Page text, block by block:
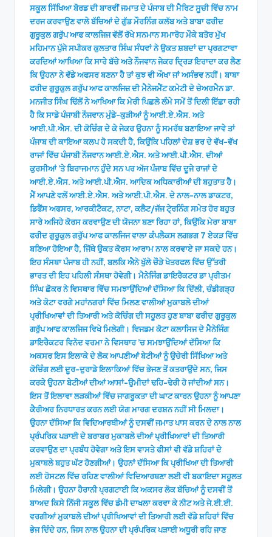
ਸਕੂਲ ਸਿੱਖਿਆ ਬੋਰਡ ਦੀ ਬਾਰਵੀਂ ਜਮਾਤ ਦੇ ਪੰਜਾਬ ਦੀ ਮੈਰਿਟ ਸੂਚੀ ਵਿੱਚ ਨਾਮ
ਦਰਜ ਕਰਵਾਉਣ ਵਾਲੇ ਬੱਚਿਆਂ ਦੇ ਗੁੱਡ ਮੌਰਨਿੰਗ ਕਲੱਬ ਅਤੇ ਬਾਬਾ ਫਰੀਦ
ਗੁਰੂਕੁਲ ਗਰੁੱਪ ਆਫ ਕਾਲਜਿਜ ਵੱਲੋਂ ਰੱਖੇ ਸਨਮਾਨ ਸਮਾਰੋਹ ਮੌਕੇ ਬਤੋਰ ਮੁੱਖ
ਮਹਿਮਾਨ ਪੁੱਜੇ ਸਪੀਕਰ ਕੁਲਤਾਰ ਸਿੰਘ ਸੰਧਵਾਂ ਨੇ ਉਕਤ ਸ਼ਬਦਾਂ ਦਾ ਪ੍ਰਗਟਾਵਾ
ਕਰਦਿਆਂ ਆਖਿਆ ਕਿ ਸਾਰੇ ਬੱਚੇ ਅਤੇ ਨੌਜਵਾਨ ਜੇਕਰ ਦਿ੍ਰੜ ਇਰਾਦਾ ਕਰ ਲੈਣ
ਕਿ ਉਹਨਾ ਨੇ ਵੱਡੇ ਅਫਸਰ ਬਣਨਾ ਹੈ ਤਾਂ ਕੁਝ ਵੀ ਔਖਾ ਜਾਂ ਅਸੰਭਵ ਨਹੀਂ। ਬਾਬਾ
ਫਰੀਦ ਗੁਰੂਕੁਲ ਗਰੁੱਪ ਆਫ ਕਾਲਜਿਜ਼ ਦੀ ਮੈਨੇਜਮੈਂਟ ਕਮੇਟੀ ਦੇ ਚੇਅਰਮੈਨ ਡਾ.
ਮਨਜੀਤ ਸਿੰਘ ਢਿੱਲੋਂ ਨੇ ਆਖਿਆ ਕਿ ਮੇਰੀ ਪਿਛਲੇ ਲੰਮੇ ਸਮੇਂ ਤੋਂ ਦਿਲੀ ਇੱਛਾ ਰਹੀ
ਹੈ ਕਿ ਸਾਡੇ ਪੰਜਾਬੀ ਨੌਜਵਾਨ ਮੁੰਡੇ-ਕੁੜੀਆਂ ਨੂੰ ਆਈ.ਏ.ਐਸ. ਅਤੇ
ਆਈ.ਪੀ.ਐਸ. ਦੀ ਕੋਚਿੰਗ ਦੇ ਕੇ ਜੇਕਰ ਉਹਨਾ ਨੂੰ ਸਮਰੱਥ ਬਣਾਇਆ ਜਾਵੇ ਤਾਂ
ਪੰਜਾਬ ਦੀ ਕਾਇਆ ਕਲਪ ਹੋ ਸਕਦੀ ਹੈ, ਕਿਉਂਕਿ ਪਹਿਲਾਂ ਦੇਸ਼ ਭਰ ਦੇ ਵੱਖ-ਵੱਖ
ਰਾਜਾਂ ਵਿੱਚ ਪੰਜਾਬੀ ਨੌਜਵਾਨ ਆਈ.ਏ.ਐਸ. ਅਤੇ ਆਈ.ਪੀ.ਐਸ. ਦੀਆਂ
ਕੁਰਸੀਆਂ ’ਤੇ ਬਿਰਾਜਮਾਨ ਹੁੰਦੇ ਸਨ ਪਰ ਅੱਜ ਪੰਜਾਬ ਵਿੱਚ ਦੂਜੇ ਰਾਜਾਂ ਦੇ
ਆਈ.ਏ.ਐਸ. ਅਤੇ ਆਈ.ਪੀ.ਐਸ. ਆਦਿਕ ਅਧਿਕਾਰੀਆਂ ਦੀ ਬਹੁਤਾਤ ਹੈ।
ਮੈਂ ਆਪਣੇ ਵਲੋਂ ਆਈ.ਏ.ਐਸ. ਅਤੇ ਆਈ.ਪੀ.ਐਸ. ਦੇ ਨਾਲ-ਨਾਲ ਡਾਕਟਰ,
ਡਿਫੈਂਸ ਅਫਸਰ, ਆਰਕੀਟੈਕਟ, ਨਾਟਾ, ਕਲੈਟ/ਜੱਜ ਟੇ੍ਰਨਿੰਗ ਸਮੇਤ ਹੋਰ ਬਹੁਤ
ਸਾਰੇ ਅਜਿਹੇ ਕੋਰਸ ਕਰਵਾਉਣ ਦੀ ਯੋਜਨਾ ਬਣਾ ਰਿਹਾ ਹਾਂ, ਕਿਉਂਕਿ ਮੇਰਾ ਬਾਬਾ
ਫਰੀਦ ਗੁਰੂਕੁਲ ਗਰੁੱਪ ਆਫ ਕਾਲਜਿਜ ਵਾਲਾ ਕੰਪਲੈਕਸ ਲਗਭਗ 7 ਏਕੜ ਵਿੱਚ
ਬਣਿਆ ਹੋਇਆ ਹੈ, ਜਿੱਥੇ ਉਕਤ ਕੋਰਸ ਆਰਾਮ ਨਾਲ ਕਰਵਾਏ ਜਾ ਸਕਦੇ ਹਨ।
ਇਹ ਸੰਸਥਾ ਪੰਜਾਬ ਹੀ ਨਹੀਂ, ਬਲਕਿ ਐਨੇ ਖੁੱਲੇ ਚੌੜੇ ਖੇਤਰਫਲ ਵਿੱਚ ਉੱਤਰੀ
ਭਾਰਤ ਦੀ ਇਹ ਪਹਿਲੀ ਸੰਸਥਾ ਹੋਵੇਗੀ। ਮੈਨੇਜਿੰਗ ਡਾਇਰੈਕਟਰ ਡਾ ਪ੍ਰੀਤਮ
ਸਿੰਘ ਛੋਕਰ ਨੇ ਵਿਸਥਾਰ ਵਿੱਚ ਸਮਝਾਉਂਦਿਆਂ ਦੱਸਿਆ ਕਿ ਦਿੱਲੀ, ਚੰਡੀਗੜ੍ਹ
ਅਤੇ ਕੋਟਾ ਵਰਗੇ ਮਹਾਂਨਗਰਾਂ ਵਿੱਚ ਮਿਲਣ ਵਾਲੀਆਂ ਮੁਕਾਬਲੇ ਦੀਆਂ
ਪ੍ਰੀਖਿਆਵਾਂ ਦੀ ਤਿਆਰੀ ਅਤੇ ਕੋਚਿੰਗ ਦੀ ਸਹੂਲਤ ਹੁਣ ਬਾਬਾ ਫਰੀਦ ਗੁਰੂਕੁਲ
ਗਰੁੱਪ ਆਫ ਕਾਲਜਿਜ ਵਿਖੇ ਮਿਲੇਗੀ। ਵਿਜਡਮ ਕੋਟਾ ਕਲਾਸਿਜ ਦੇ ਮੈਨੇਜਿੰਗ
ਡਾਇਰੈਕਟਰ ਵਿਨੋਦ ਵਰਮਾ ਨੇ ਵਿਸਥਾਰ ’ਚ ਸਮਝਾਉਂਦਿਆਂ ਦੱਸਿਆ ਕਿ
ਅਕਸਰ ਇਸ ਇਲਾਕੇ ਦੇ ਲੋਕ ਆਪਣੀਆਂ ਬੇਟੀਆਂ ਨੂੰ ਉਚੇਰੀ ਸਿੱਖਿਆ ਅਤੇ
ਕੋਚਿੰਗ ਲਈ ਦੂਰ-ਦੁਰਾਡੇ ਇਲਾਕਿਆਂ ਵਿੱਚ ਭੇਜਣ ਤੋਂ ਕਤਰਾਉਂਦੇ ਸਨ, ਜਿਸ
ਕਰਕੇ ਉਹਨਾ ਬੇਟੀਆਂ ਦੀਆਂ ਆਸਾਂ-ਉਮੀਦਾਂ ਢਹਿ-ਢੇਰੀ ਹੋ ਜਾਂਦੀਆਂ ਸਨ।
ਇਸ ਤੋਂ ਇਲਾਵਾ ਲੜਕੀਆਂ ਵਿੱਚ ਜਾਗਰੂਕਤਾ ਦੀ ਘਾਟ ਕਾਰਨ ਉਹਨਾ ਨੂੰ ਆਪਣਾ
ਕੈਰੀਅਰ ਨਿਰਧਾਰਤ ਕਰਨ ਲਈ ਯੋਗ ਮਾਰਗ ਦਰਸ਼ਨ ਨਹੀਂ ਸੀ ਮਿਲਦਾ।
ਉਹਨਾ ਦੱਸਿਆ ਕਿ ਵਿਦਿਆਰਥੀਆਂ ਨੂੰ ਦਸਵੀਂ ਜਮਾਤ ਪਾਸ ਕਰਨ ਦੇ ਨਾਲ ਨਾਲ
ਪ੍ਰੰਪਰਿਕ ਪੜਾਈ ਦੇ ਬਰਾਬਰ ਮੁਕਾਬਲੇ ਦੀਆਂ ਪ੍ਰੀਖਿਆਵਾਂ ਦੀ ਤਿਆਰੀ
ਕਰਵਾਉਣ ਦਾ ਪ੍ਰਬੰਧ ਹੋਵੇਗਾ ਅਤੇ ਇਸ ਵਾਸਤੇ ਫੀਸਾਂ ਵੀ ਵੱਡੇ ਸ਼ਹਿਰਾਂ ਦੇ
ਮੁਕਾਬਲੇ ਬਹੁਤ ਘੱਟ ਹੋਣਗੀਆਂ। ਉਹਨਾਂ ਦੱਸਿਆ ਕਿ ਪ੍ਰੀਖਿਆ ਦੀ ਤਿਆਰੀ
ਲਈ ਹੋਸਟਲ ਵਿੱਚ ਰਹਿਣ ਵਾਲੀਆਂ ਵਿਦਿਆਰਥਣਾ ਲਈ ਵੀ ਬਕਾਇਦਾ ਸਹੂਲਤ
ਮਿਲੇਗੀ। ਉਹਨਾ ਹੈਰਾਨੀ ਪ੍ਰਗਟਾਈ ਕਿ ਅਕਸਰ ਲੋਕ ਬੱਚਿਆਂ ਨੂੰ ਦਸਵੀਂ ਤੋਂ
ਬਾਅਦ ਕਿਸੇ ਨਿੱਜੀ ਸਕੂਲ ਵਿੱਚ ਡੰਮੀ ਦਾਖਲਾ ਕਰਵਾ ਕੇ ਨੀਟ ਅਤੇ ਜੇ.ਈ.ਈ.
ਵਰਗੀਆਂ ਮੁਕਾਬਲੇ ਦੀਆਂ ਪ੍ਰੀਖਿਆਵਾਂ ਦੀ ਤਿਆਰੀ ਲਈ ਵੱਡੇ ਸ਼ਹਿਰਾਂ ਵਿੱਚ
ਭੇਜ ਦਿੰਦੇ ਹਨ, ਜਿਸ ਨਾਲ ਉਹਨਾ ਦੀ ਪ੍ਰੰਪਰਿਕ ਪੜਾਈ ਅਧੂਰੀ ਰਹਿ ਜਾਣ